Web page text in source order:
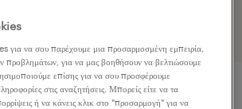
για να σου παρέχουμε μια προσαρμοσμένη εμπειρία,
προβλημάτων, για να μας βοηθήσουν να βελτιώσουμε
επίσης για να σου προσφέρουμε
στις αναζητήσεις. Μπορείς είτε να τα
ή να κάνεις κλικ στο "προσαρμογή" για να